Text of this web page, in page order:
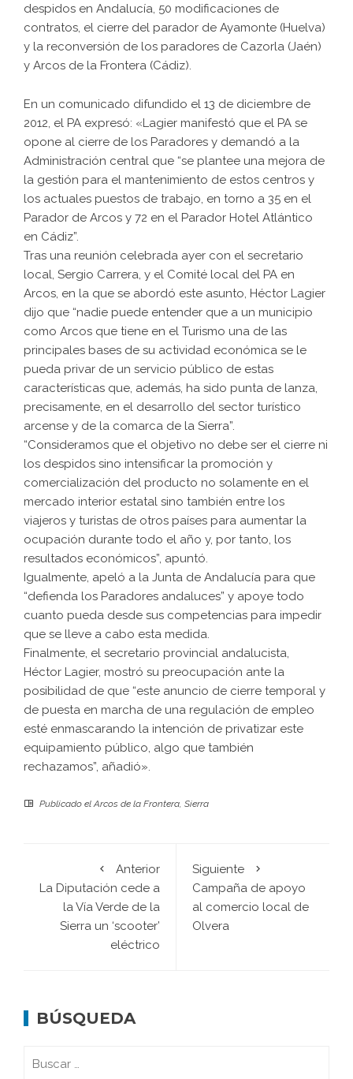
despidos en Andalucía, 50 modificaciones de
contratos, el cierre del parador de Ayamonte (Huelva)
y la reconversión de los paradores de Cazorla (Jaén)
y Arcos de la Frontera (Cádiz).
En un comunicado difundido el 13 de diciembre de
2012, el PA expresó: «Lagier manifestó que el PA se
opone al cierre de los Paradores y demandó a la
Administración central que “se plantee una mejora de
la gestión para el mantenimiento de estos centros y
los actuales puestos de trabajo, en torno a 35 en el
Parador de Arcos y 72 en el Parador Hotel Atlántico
en Cádiz”.
Tras una reunión celebrada ayer con el secretario
local, Sergio Carrera, y el Comité local del PA en
Arcos, en la que se abordó este asunto, Héctor Lagier
dijo que “nadie puede entender que a un municipio
como Arcos que tiene en el Turismo una de las
principales bases de su actividad económica se le
pueda privar de un servicio público de estas
características que, además, ha sido punta de lanza,
precisamente, en el desarrollo del sector turístico
arcense y de la comarca de la Sierra”.
“Consideramos que el objetivo no debe ser el cierre ni
los despidos sino intensificar la promoción y
comercialización del producto no solamente en el
mercado interior estatal sino también entre los
viajeros y turistas de otros países para aumentar la
ocupación durante todo el año y, por tanto, los
resultados económicos”, apuntó.
Igualmente, apeló a la Junta de Andalucía para que
“defienda los Paradores andaluces” y apoye todo
cuanto pueda desde sus competencias para impedir
que se lleve a cabo esta medida.
Finalmente, el secretario provincial andalucista,
Héctor Lagier, mostró su preocupación ante la
posibilidad de que “este anuncio de cierre temporal y
de puesta en marcha de una regulación de empleo
esté enmascarando la intención de privatizar este
equipamiento público, algo que también
rechazamos”, añadió».
Publicado elArcos de la Frontera, Sierra
Anterior
La Diputación cede a
la Vía Verde de la
Sierra un ‘scooter’
eléctrico
Siguiente
Campaña de apoyo
al comercio local de
Olvera
BÚSQUEDA